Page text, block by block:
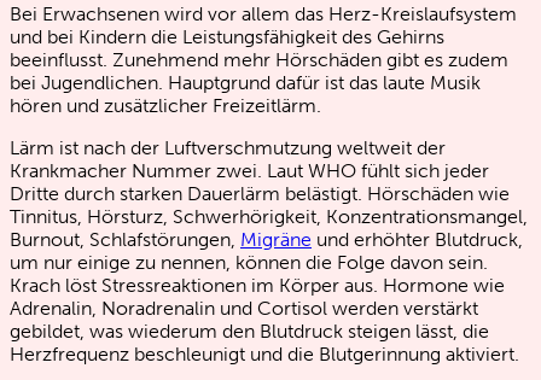
Bei Erwachsenen wird vor allem das Herz-Kreislaufsystem
und bei Kindern die Leistungsfähigkeit des Gehirns
beeinflusst. Zunehmend mehr Hörschäden gibt es zudem
bei Jugendlichen. Hauptgrund dafür ist das laute Musik
hören und zusätzlicher Freizeitlärm.
Lärm ist nach der Luftverschmutzung weltweit der
Krankmacher Nummer zwei. Laut WHO fühlt sich jeder
Dritte durch starken Dauerlärm belästigt. Hörschäden wie
Tinnitus, Hörsturz, Schwerhörigkeit, Konzentrationsmangel,
Burnout, Schlafstörungen, Migräne und erhöhter Blutdruck,
um nur einige zu nennen, können die Folge davon sein.
Krach löst Stressreaktionen im Körper aus. Hormone wie
Adrenalin, Noradrenalin und Cortisol werden verstärkt
gebildet, was wiederum den Blutdruck steigen lässt, die
Herzfrequenz beschleunigt und die Blutgerinnung aktiviert.